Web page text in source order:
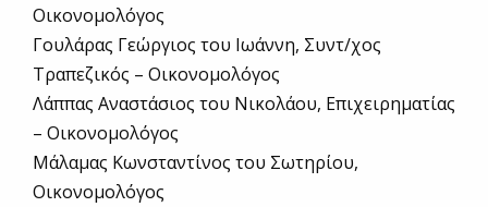
Οικονομολόγος
Γουλάρας Γεώργιος του Ιωάννη, Συντ/χος
Τραπεζικός – Οικονομολόγος
Λάππας Αναστάσιος του Νικολάου, Επιχειρηματίας
– Οικονομολόγος
Μάλαμας Κωνσταντίνος του Σωτηρίου,
Οικονομολόγος